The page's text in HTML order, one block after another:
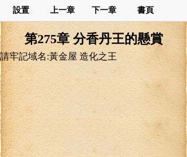
設置 上一章 下一章 書頁
第275章 分香丹王的懸賞
請牢記域名:黃金屋 造化之王